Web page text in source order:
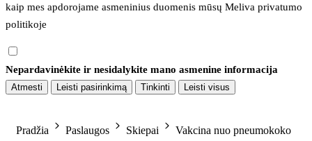
kaip mes apdorojame asmeninius duomenis mūsų Meliva privatumo
politikoje
Nepardavinėkite ir nesidalykite mano asmenine informacija
Atmesti Leisti pasirinkimą Tinkinti Leisti visus
Pradžia Paslaugos Skiepai
Vakcina nuo pneumokoko